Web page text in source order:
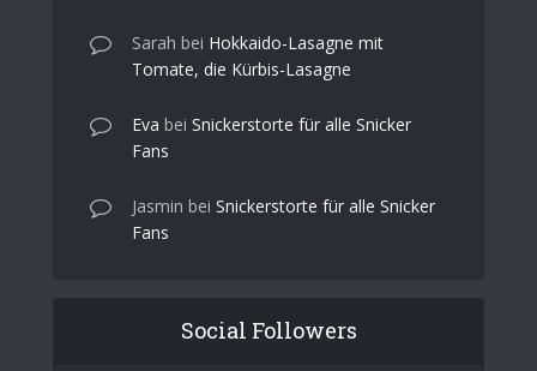
Sarah bei Hokkaido-Lasagne mit
Tomate, die Kürbis-Lasagne
Eva bei Snickerstorte für alle Snicker
Fans
Jasmin bei Snickerstorte für alle Snicker
Fans
Social Followers